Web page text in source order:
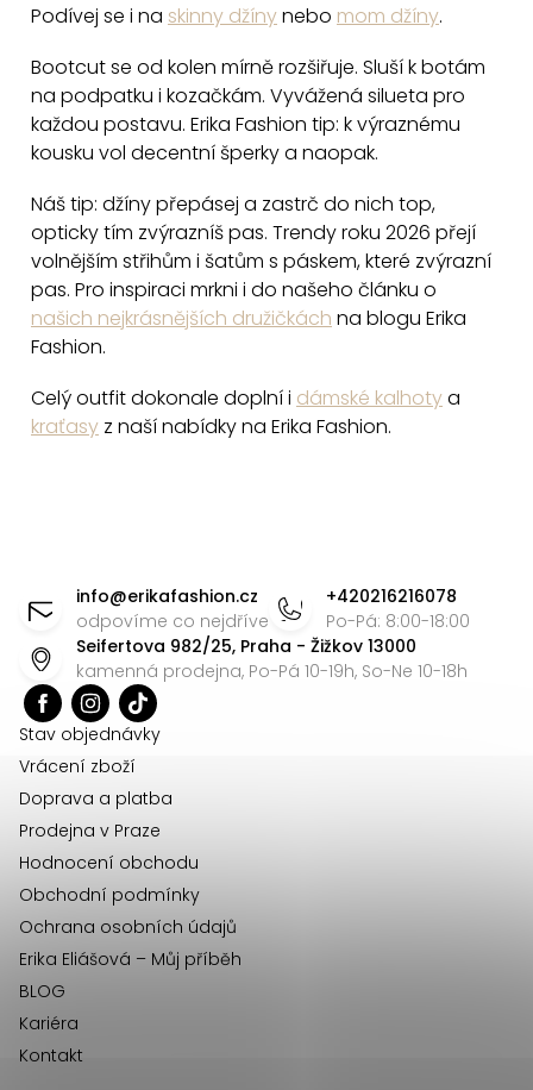
r
v
k
y
v
p
i
s
u
Podívej se i na skinny džínynebo mom džíny.
Bootcut se od kolen mírně rozšiřuje. Sluší k botám
na podpatku i kozačkám. Vyvážená silueta pro
každou postavu. Erika Fashion tip: k výraznému
kousku vol decentní šperky a naopak.
Náš tip: džíny přepásej a zastrč do nich top,
opticky tím zvýrazníš pas. Trendy roku 2026 přejí
volnějším střihům i šatům s páskem, které zvýrazní
pas. Pro inspiraci mrkni i do našeho článku o
našich nejkrásnějších družičkách na blogu Erika
Fashion.
Celý outfit dokonale doplní i dámské kalhotya
kraťasy z naší nabídky na Erika Fashion.
info@erikafashion.cz
odpovíme co nejdříve
+420216216078
Po-Pá: 8:00-18:00
Seifertova 982/25, Praha - Žižkov 13000
kamenná prodejna, Po-Pá 10-19h, So-Ne 10-18h
Stav objednávky
Vrácení zboží
Doprava a platba
Prodejna v Praze
Hodnocení obchodu
Obchodní podmínky
Ochrana osobních údajů
Erika Eliášová – Můj příběh
BLOG
Kariéra
Kontakt